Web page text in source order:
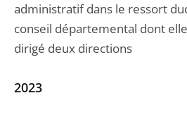
administratif dans le ressort
conseil départemental dont
dirigé deux directions
2023